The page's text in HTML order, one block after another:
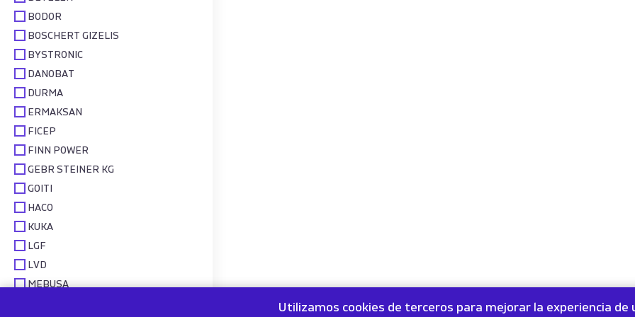
BODOR
BOSCHERT GIZELIS
BYSTRONIC
DANOBAT
DURMA
ERMAKSAN
FICEP
FINN POWER
GEBR STEINER KG
GOITI
HACO
KUKA
LGF
LVD
MEBUSA
Utilizamos cookies de terceros para mejorar la experiencia de